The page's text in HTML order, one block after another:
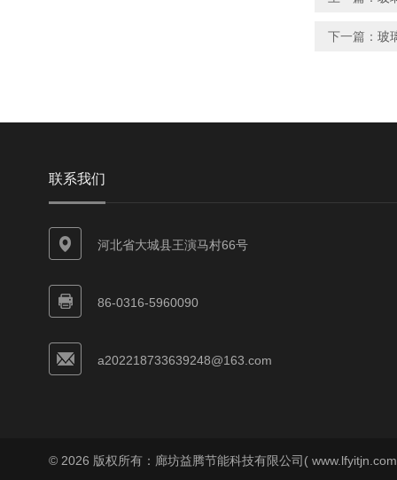
下一篇： 玻
联系我们
河北省大城县王演马村66号
86-0316-5960090
a202218733639248@163.com
© 2026 版权所有：廊坊益腾节能科技有限公司(